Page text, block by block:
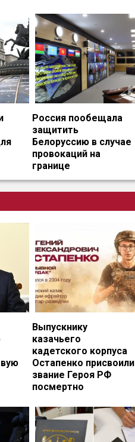
Россия пообещала
защитить
Белоруссию в случае
провокаций на
границе
Выпускнику
казачьего
кадетского корпуса
Остапенко присвоили
звание Героя РФ
посмертно